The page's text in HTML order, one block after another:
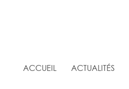
ACCUEIL ACTUALITÉS